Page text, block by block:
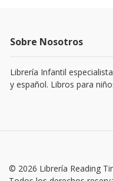
Sobre Nosotros
Librería Infantil
y español. Libros para
© 2026 Librería Reading